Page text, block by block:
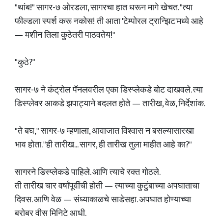
"थांब!" सागर-७ ओरडला, सागरचा हात धरून मागे खेचत. "त्या
फील्डला स्पर्श करू नकोस! ती आता 'टेम्पोरल ट्रान्झिट'मध्ये आहे
— मशीन तिला कुठेतरी पाठवतेय!"
"कुठे?"
सागर-७ ने कंट्रोल पॅनलवरील एका डिस्प्लेकडे बोट दाखवले. त्या
डिस्प्लेवर आकडे झपाट्याने बदलत होते — तारीख, वेळ, निर्देशांक.
"ते बघ," सागर-७ म्हणाला, आवाजात विश्वास न बसल्यासारखा
भाव होता. "ही तारीख... सागर, ही तारीख तुला माहीत आहे का?"
सागरने डिस्प्लेकडे पाहिले. आणि त्याचे रक्त गोठले.
ती तारीख चार वर्षांपूर्वीची होती — त्याच्या कुटुंबाच्या अपघाताचा
दिवस. आणि वेळ — संध्याकाळचे साडेसहा. अपघात होण्याच्या